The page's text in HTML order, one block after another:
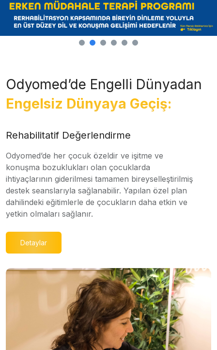
Odyomed’de Engelli Dünyadan
Engelsiz Dünyaya Geçiş:
Rehabilitatif Değerlendirme
Odyomed’de her çocuk özeldir ve işitme ve
konuşma bozuklukları olan çocuklarda
ihtiyaçlarının giderilmesi tamamen bireyselleştirilmiş
destek seanslarıyla sağlanabilir. Yapılan özel plan
dahilindeki eğitimlerle de çocukların daha etkin ve
yetkin olmaları sağlanır.
Detaylar